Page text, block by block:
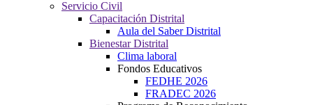
Servicio Civil
Capacitación Distrital
Aula del Saber Distrital
Bienestar Distrital
Clima laboral
Fondos Educativos
FEDHE 2026
FRADEC 2026